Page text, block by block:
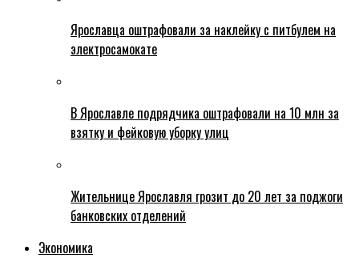
Ярославца оштрафовали за наклейку с питбулем на
электросамокате
В Ярославле подрядчика оштрафовали на 10 млн за
взятку и фейковую уборку улиц
Жительнице Ярославля грозит до 20 лет за поджоги
банковских отделений
Экономика